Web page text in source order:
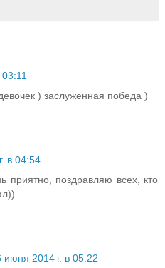
) заслуженная победа )
в 04:54
приятно, поздравляю всех, кто
июня 2014 г. в 05:22